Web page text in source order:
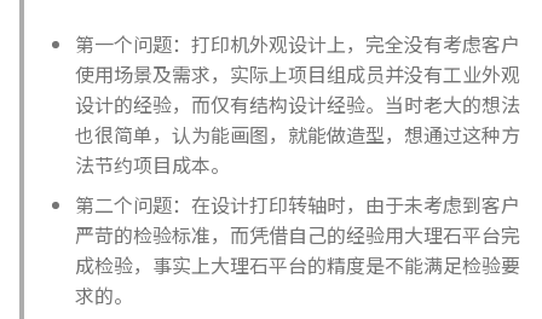
第一个问题：打印机外观设计上，完全没有考虑客户
使用场景及需求，实际上项目组成员并没有工业外观
设计的经验，而仅有结构设计经验。当时老大的想法
也很简单，认为能画图，就能做造型，想通过这种方
法节约项目成本。
第二个问题：在设计打印转轴时，由于未考虑到客户
严苛的检验标准，而凭借自己的经验用大理石平台完
成检验，事实上大理石平台的精度是不能满足检验要
求的。